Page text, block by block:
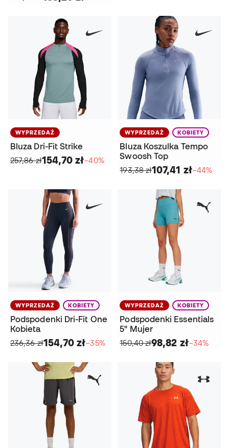
WYPRZEDAŻ
Bluza Dri-Fit Strike
257,86 zł154,70 zł−40%
WYPRZEDAŻ KOBIETY
Bluza Koszulka Tempo
Swoosh Top
193,38 zł107,41 zł−44%
WYPRZEDAŻ KOBIETY
Podspodenki Dri-Fit One
Kobieta
236,36 zł154,70 zł−35%
WYPRZEDAŻ KOBIETY
Podspodenki Essentials
5" Mujer
150,40 zł98,82 zł−34%